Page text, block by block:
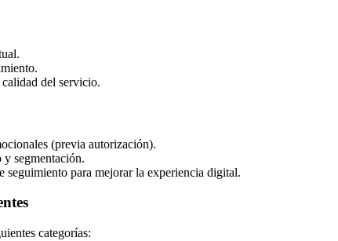
del servicio.
(previa autorización).
y segmentación.
seguimiento para mejorar la experiencia digital.
categorías: